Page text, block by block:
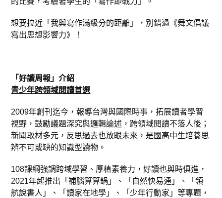
想要拉近「我與寫作滿級分的距離」，別錯過《舞文倡議
寫出思想影響力》！
「好讀周報」介紹
青少年跨領域閱讀首選
2009年創刊迄今，報導台灣與國際時事，拓展讀者學習
視野，鼓勵議題深究與邏輯論述，跨領域閱讀不落人後；
新聞取材多元，反思過去也放眼未來，是國高中生培養思
辨不可或缺的知識型讀物。
108課綱強調跨域學習、厚植素養力，好讀也與時俱進，
2021年起推出「補腦算算鍋」、「自然快易通」、「領
航說書人」、「讀家在地學」、「少年行動家」等專題，